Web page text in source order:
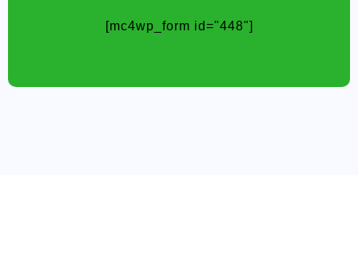
[mc4wp_form id="448"]